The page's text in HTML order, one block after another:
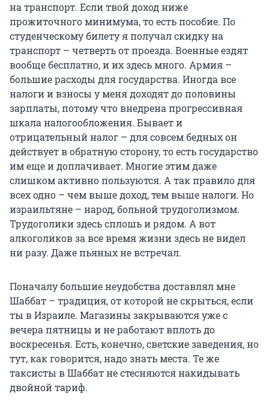
на транспорт. Если твой доход ниже
прожиточного минимума, то есть пособие. По
студенческому билету я получал скидку на
транспорт – четверть от проезда. Военные ездят
вообще бесплатно, и их здесь много. Армия –
большие расходы для государства. Иногда все
налоги и взносы у меня доходят до половины
зарплаты, потому что внедрена прогрессивная
шкала налогообложения. Бывает и
отрицательный налог – для совсем бедных он
действует в обратную сторону, то есть государство
им еще и доплачивает. Многие этим даже
слишком активно пользуются. А так правило для
всех одно – чем выше доход, тем выше налоги. Но
израильтяне – народ, больной трудоголизмом.
Трудоголики здесь сплошь и рядом. А вот
алкоголиков за все время жизни здесь не видел
ни разу. Даже пьяных не встречал.
Поначалу большие неудобства доставлял мне
Шаббат – традиция, от которой не скрыться, если
ты в Израиле. Магазины закрываются уже с
вечера пятницы и не работают вплоть до
воскресенья. Есть, конечно, светские заведения, но
тут, как говорится, надо знать места. Те же
таксисты в Шаббат не стесняются накидывать
двойной тариф.